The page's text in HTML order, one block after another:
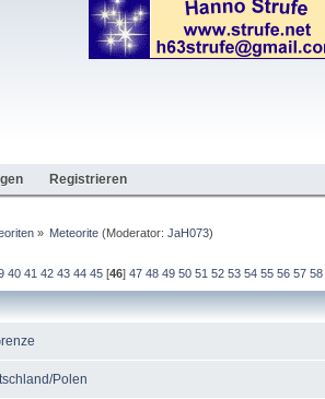
Registrieren
» Meteorite(Moderator: JaH073)
40 41 42 43 44 45 [46]47 48 49 50 51 52 53 54 55 56 57 58
Polen